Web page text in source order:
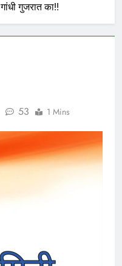
गांधी गुजरात का!!
53 1 Mins